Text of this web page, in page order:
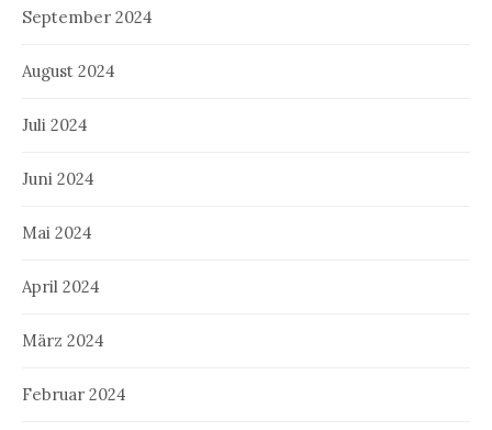
September 2024
August 2024
Juli 2024
Juni 2024
Mai 2024
April 2024
März 2024
Februar 2024